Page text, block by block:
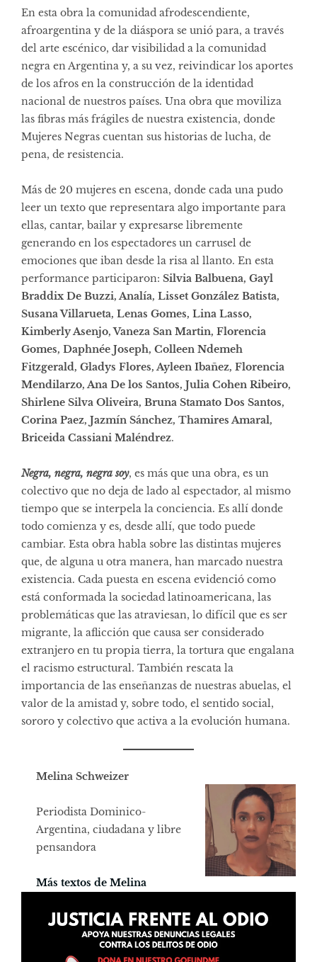
En esta obra la comunidad afrodescendiente,
afroargentina y de la diáspora se unió para, a través
del arte escénico, dar visibilidad a la comunidad
negra en Argentina y, a su vez, reivindicar los aportes
de los afros en la construcción de la identidad
nacional de nuestros países. Una obra que moviliza
las fibras más frágiles de nuestra existencia, donde
Mujeres Negras cuentan sus historias de lucha, de
pena, de resistencia.
Más de 20 mujeres en escena, donde cada una pudo
leer un texto que representara algo importante para
ellas, cantar, bailar y expresarse libremente
generando en los espectadores un carrusel de
emociones que iban desde la risa al llanto. En esta
performance participaron: Silvia Balbuena, Gayl
Braddix De Buzzi, Analía, Lisset González Batista,
Susana Villarueta, Lenas Gomes, Lina Lasso,
Kimberly Asenjo, Vaneza San Martin, Florencia
Gomes, Daphnée Joseph, Colleen Ndemeh
Fitzgerald, Gladys Flores, Ayleen Ibañez, Florencia
Mendilarzo, Ana De los Santos, Julia Cohen Ribeiro,
Shirlene Silva Oliveira, Bruna Stamato Dos Santos,
Corina Paez, Jazmín Sánchez, Thamires Amaral,
Briceida Cassiani Maléndrez.
Negra, negra, negra soy, es más que una obra, es un
colectivo que no deja de lado al espectador, al mismo
tiempo que se interpela la conciencia. Es allí donde
todo comienza y es, desde allí, que todo puede
cambiar. Esta obra habla sobre las distintas mujeres
que, de alguna u otra manera, han marcado nuestra
existencia. Cada puesta en escena evidenció como
está conformada la sociedad latinoamericana, las
problemáticas que las atraviesan, lo difícil que es ser
migrante, la aflicción que causa ser considerado
extranjero en tu propia tierra, la tortura que engalana
el racismo estructural. También rescata la
importancia de las enseñanzas de nuestras abuelas, el
valor de la amistad y, sobre todo, el sentido social,
sororo y colectivo que activa a la evolución humana.
Melina Schweizer
Periodista Dominico-
Argentina, ciudadana y libre
pensandora
Más textos de Melina